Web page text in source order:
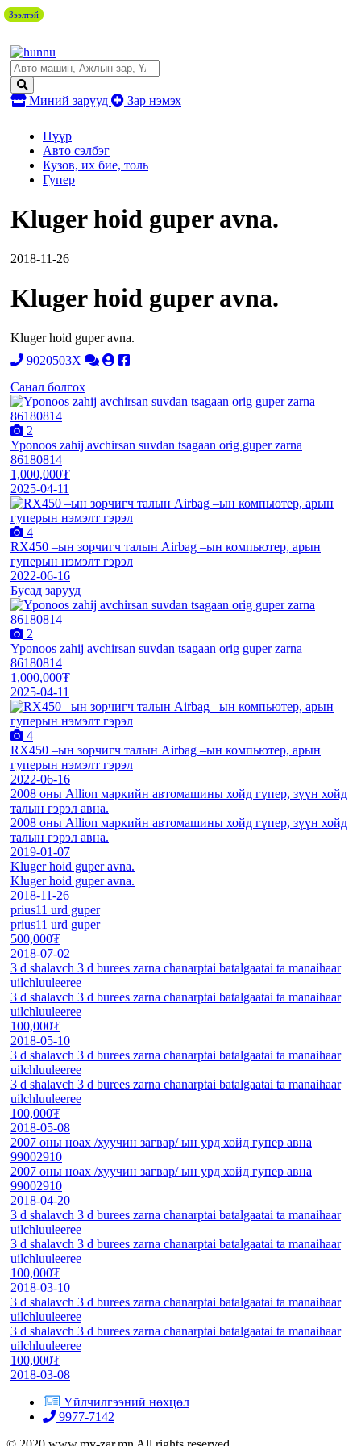
Миний зарууд Зар нэмэх
Нүүр
Авто сэлбэг
Кузов, их бие, толь
Гупер
Kluger hoid guper avna.
2018-11-26
Kluger hoid guper avna.
Kluger hoid guper avna.
9020503X
Санал болгох
Зээлтэй
2
Yponoos zahij avchirsan suvdan tsagaan orig guper zarna
86180814
1,000,000₮
2025-04-11
4
RX450 –ын зорчигч талын Airbag –ын компьютер, арын
гуперын нэмэлт гэрэл
2022-06-16
Бусад зарууд
Зээлтэй
2
Yponoos zahij avchirsan suvdan tsagaan orig guper zarna
86180814
1,000,000₮
2025-04-11
4
RX450 –ын зорчигч талын Airbag –ын компьютер, арын
гуперын нэмэлт гэрэл
2022-06-16
2008 оны Allion маркийн автомашины хойд гүпер, зүүн хойд
талын гэрэл авна.
2008 оны Allion маркийн автомашины хойд гүпер, зүүн хойд
талын гэрэл авна.
2019-01-07
Kluger hoid guper avna.
Kluger hoid guper avna.
2018-11-26
prius11 urd guper
prius11 urd guper
500,000₮
2018-07-02
3 d shalavch 3 d burees zarna chanarptai batalgaatai ta manaihaar
uilchluuleeree
3 d shalavch 3 d burees zarna chanarptai batalgaatai ta manaihaar
uilchluuleeree
100,000₮
2018-05-10
3 d shalavch 3 d burees zarna chanarptai batalgaatai ta manaihaar
uilchluuleeree
3 d shalavch 3 d burees zarna chanarptai batalgaatai ta manaihaar
uilchluuleeree
100,000₮
2018-05-08
2007 оны ноах /хуучин загвар/ ын урд хойд гупер авна
99002910
2007 оны ноах /хуучин загвар/ ын урд хойд гупер авна
99002910
2018-04-20
3 d shalavch 3 d burees zarna chanarptai batalgaatai ta manaihaar
uilchluuleeree
3 d shalavch 3 d burees zarna chanarptai batalgaatai ta manaihaar
uilchluuleeree
100,000₮
2018-03-10
3 d shalavch 3 d burees zarna chanarptai batalgaatai ta manaihaar
uilchluuleeree
3 d shalavch 3 d burees zarna chanarptai batalgaatai ta manaihaar
uilchluuleeree
100,000₮
2018-03-08
Үйлчилгээний нөхцөл
9977-7142